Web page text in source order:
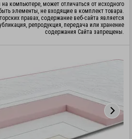
компьютере, может отличаться от исходного
элементы, не входящие в комплект товара.
правах, содержание веб-сайта является
репродукция, передача или хранение
содержания Сайта запрещены.